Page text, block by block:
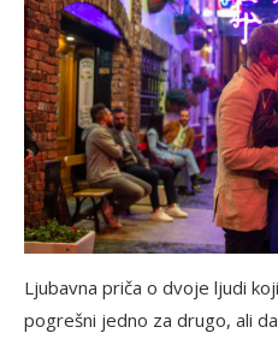
Ljubavna priča o dvoje ljudi
pogrešni jedno za drugo, ali